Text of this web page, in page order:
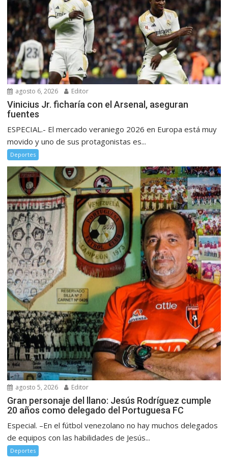
agosto 6, 2026 Editor
Vinicius Jr. ficharía con el Arsenal, aseguran
fuentes
ESPECIAL.- El mercado veraniego 2026 en Europa está muy
movido y uno de sus protagonistas es...
Deportes
agosto 5, 2026 Editor
Gran personaje del llano: Jesús Rodríguez cumple
20 años como delegado del Portuguesa FC
Especial. –En el fútbol venezolano no hay muchos delegados
de equipos con las habilidades de Jesús...
Deportes